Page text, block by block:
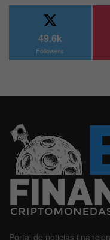
49.6k
Followers
Portal de noticias